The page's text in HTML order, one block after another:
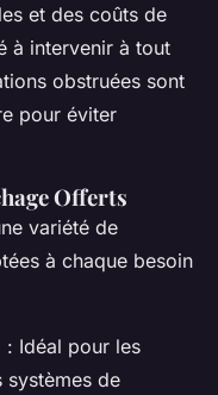
et des coûts de
à intervenir à tout
obstruées sont
pour éviter
Offerts
variété de
à chaque besoin
: Idéal pour les
systèmes de